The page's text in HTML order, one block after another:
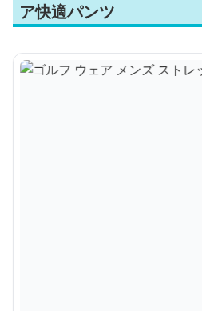
ア快適パンツ